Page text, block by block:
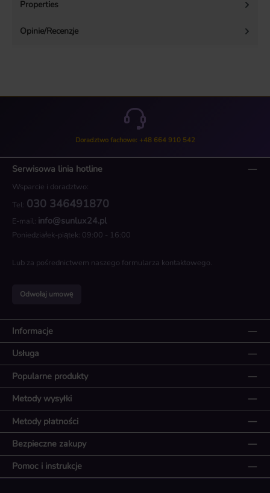
Properties
Opinie/Recenzje
Doradztwo fachowe: +48 664 910 542
Serwisowa linia hotline
Wsparcie i doradztwo:
Tel: 030 346491870
E-mail: info@sunlux24.pl
Poniedziałek-piątek: 09:00 - 16:00
Lub za pośrednictwem naszego formularza kontaktowego.
Odwołaj umowę
Informacje
Usługa
Popularne produkty
Metody płatności
Metody wysyłki
Bezpieczne zakupy
Pomoc i instrukcje